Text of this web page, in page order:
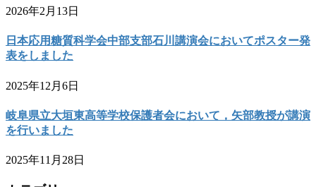
2026年2月13日
日本応用糖質科学会中部支部石川講演会においてポスター発
表をしました
2025年12月6日
岐阜県立大垣東高等学校保護者会において，矢部教授が講演
を行いました
2025年11月28日